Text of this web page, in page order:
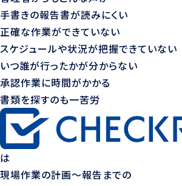
手書きの報告書が読みにくい
正確な作業ができていない
スケジュールや状況が把握できていない
いつ誰が行ったかが分からない
承認作業に時間がかかる
書類を探すのも一苦労
は
現場作業の計画〜報告までの